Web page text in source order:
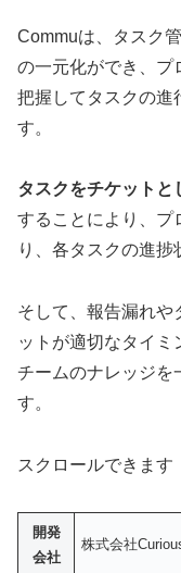
Commuは、タスク
の一元化ができ、プ
把握してタスクの進
す。
タスクをチケットと
することにより、プ
り、各タスクの進捗
そして、報告漏れや
ットが適切なタイミ
チームのナレッジを
す。
スクロールできます
開発
会社
株式会社